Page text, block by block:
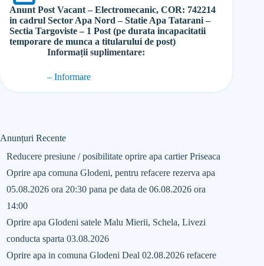
Anunt Post Vacant – Electromecanic, COR: 742214
in cadrul Sector Apa Nord – Statie Apa Tatarani –
Sectia Targoviste – 1 Post (pe durata incapacitatii
temporare de munca a titularului de post)
Informații suplimentare:
– Informare
Anunțuri Recente
Reducere presiune / posibilitate oprire apa cartier Priseaca
Oprire apa comuna Glodeni, pentru refacere rezerva apa
05.08.2026 ora 20:30 pana pe data de 06.08.2026 ora
14:00
Oprire apa Glodeni satele Malu Mierii, Schela, Livezi
conducta sparta 03.08.2026
Oprire apa in comuna Glodeni Deal 02.08.2026 refacere